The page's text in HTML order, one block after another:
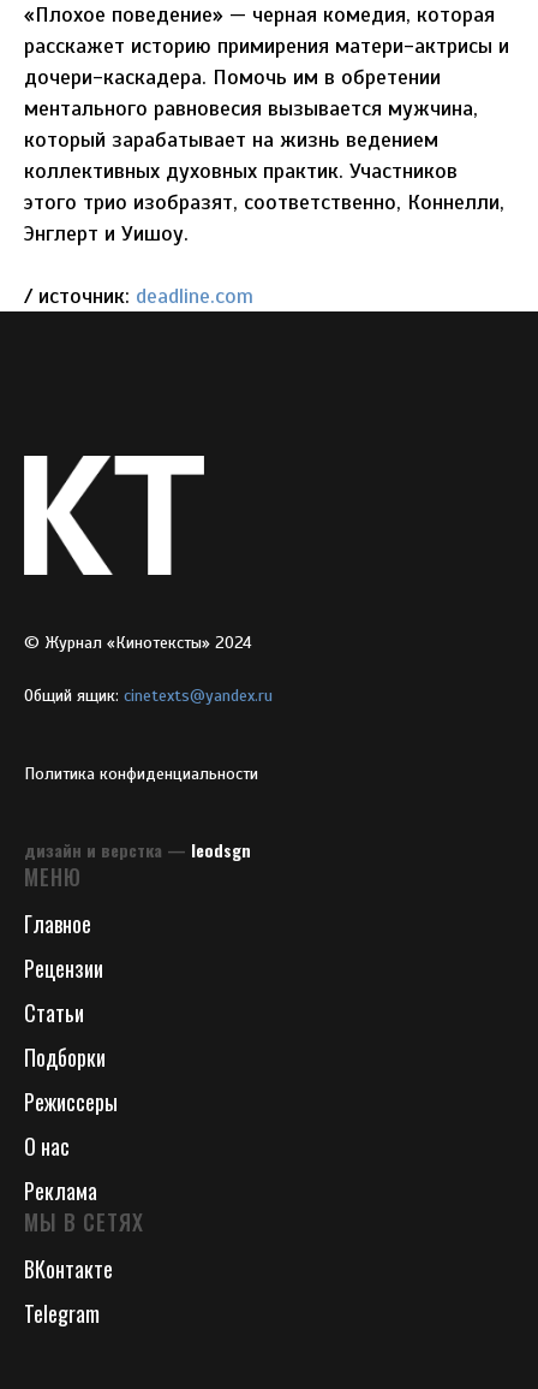
«Плохое поведение» — черная комедия, которая
расскажет историю примирения матери-актрисы и
дочери-каскадера. Помочь им в обретении
ментального равновесия вызывается мужчина,
который зарабатывает на жизнь ведением
коллективных духовных практик. Участников
этого трио изобразят, соответственно, Коннелли,
Энглерт и Уишоу.
/ источник: deadline.com
© Журнал «Кинотексты» 2024
Общий ящик: cinetexts@yandex.ru
Политика конфиденциальности
дизайн и верстка — leodsgn
МЕНЮ
Главное
Рецензии
Статьи
Подборки
Режиссеры
О нас
Реклама
МЫ В СЕТЯХ
ВКонтакте
Telegram